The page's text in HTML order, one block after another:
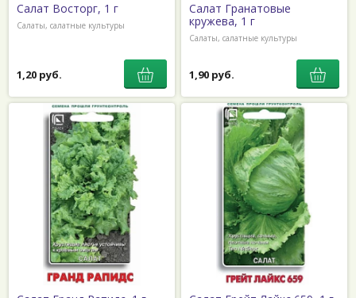
Салат Восторг, 1 г
Салаты, салатные культуры
1,20 руб.
Салат Гранатовые
кружева, 1 г
Салаты, салатные культуры
1,90 руб.